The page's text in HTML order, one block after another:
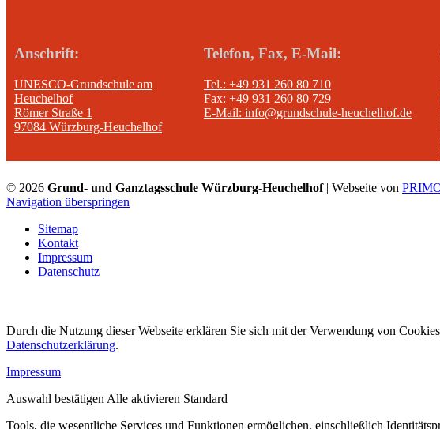
Anschrift:
UNESCO-Grundschule am
Heuchelhof
Römer Straße 1
97084 Würzburg-Heuchelhof
Telefon, Fax, E-Mail:
Tel.: +49 931 260 80 710
Fax: +49 931 260 80 729
E-Mail: info@grundschule-heuchelhof.de
© 2026 Grund- und Ganztagsschule Würzburg-Heuchelhof| Webseite von
Navigation überspringen
Sitemap
Kontakt
Impressum
Datenschutz
Durch die Nutzung dieser Webseite erklären Sie sich mit der Verwendung von
Datenschutzerklärung.
Impressum
Auswahl bestätigenAlle aktivieren Standard
Tools, die wesentliche Services und Funktionen ermöglichen, einschließlich